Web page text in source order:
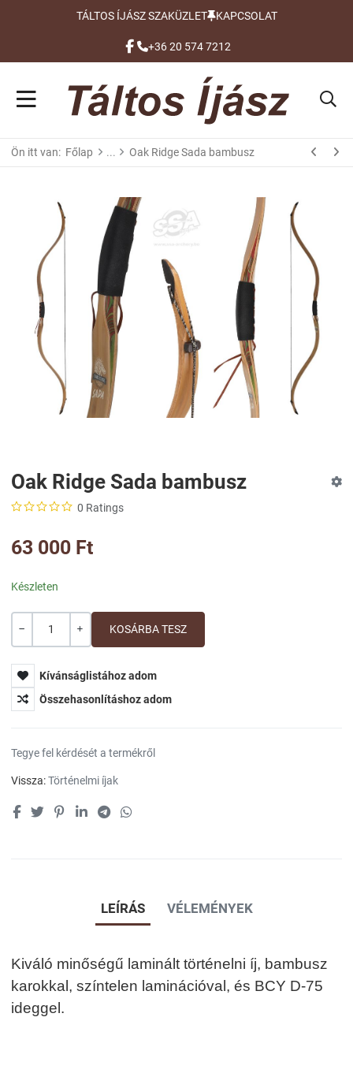
TÁLTOS ÍJÁSZ SZAKÜZLET KAPCSOLAT
FACEBOOK
+36 20 574 7212
Ön itt van: Főlap Oak Ridge Sada bambusz
Oak Ridge Sada bambusz
0 Ratings
63 000 Ft
Készleten
Mennyiség
Kívánságlistához adom
Összehasonlításhoz adom
Tegye fel kérdését a termékről
Vissza:Történelmi íjak
LEÍRÁS VÉLEMÉNYEK
Kiváló minőségű laminált történelni íj, bambusz
karokkal, színtelen laminációval, és BCY D-75
ideggel.